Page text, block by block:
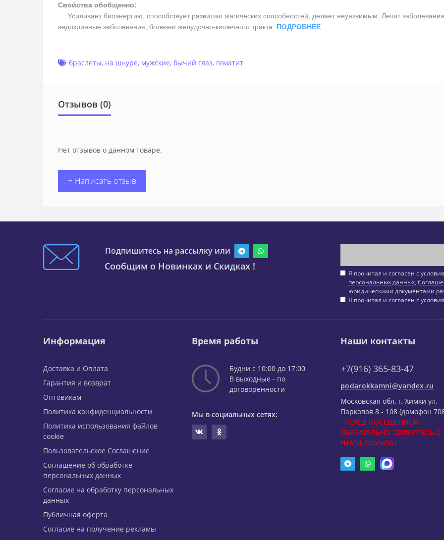
Свойства обобщенно:
Усиливает биоэнергию, способствует развитию магических способностей, делает неуязвимым. Лечит
эндокринные заболевания, болезни желудочно-кишечного тракта. ПОДРОБНЕЕ
браслеты, на шнуре, мужские, бычий глаз, гематит
Отзывов (0)
Нет отзывов о данном товаре.
+ Написать отзыв
Подпишитесь на рассылку или
Сообщим о Новинках и Скидках !
Я прочитал и согласен с
персональных данных,
юридическими документами
Я прочитал и согласен с
Информация
Доставка и Оплата
Гарантия и возврат
Оптовикам
Политика конфиденциальности
Политика использования файлов
cookie
Пользовательское Соглашение
Соглашение об обработке
персональных данных
Согласие на обработку персональных
данных
Публичная оферта
Согласие на получение рекламы
Время работы
Будни с 10:00 до 17:00
В выходные - по
договоренности
Мы в социальных сетях:
Наши контакты
+7(916) 365-83-47
podarokkamni@yandex.ru
Московская обл. г. Химки ул.
Парковая 8 - 108 (домофон
- ПЕРЕД ПОСЕЩЕНИЕМ
ОБЯЗАТЕЛЬНО СВЯЖИТЕСЬ С
НАМИ, спасибо !